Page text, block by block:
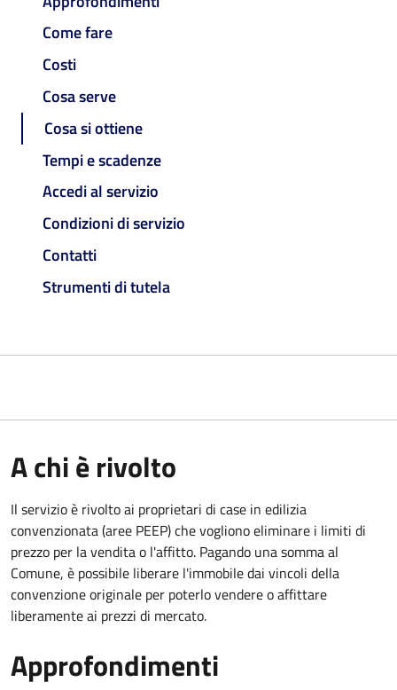
Come fare
Costi
Cosa serve
Cosa si ottiene
Tempi e scadenze
Accedi al servizio
Condizioni di servizio
Contatti
Strumenti di tutela
A chi è rivolto
Il servizio è rivolto ai proprietari di case in edilizia
convenzionata (aree PEEP) che vogliono eliminare i limiti di
prezzo per la vendita o l'affitto. Pagando una somma al
Comune, è possibile liberare l'immobile dai vincoli della
convenzione originale per poterlo vendere o affittare
liberamente ai prezzi di mercato.
Approfondimenti